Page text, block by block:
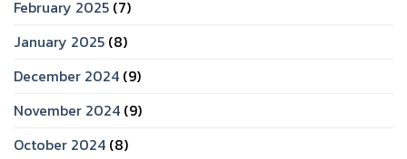
February 2025 (7)
January 2025 (8)
December 2024 (9)
November 2024 (9)
October 2024 (8)